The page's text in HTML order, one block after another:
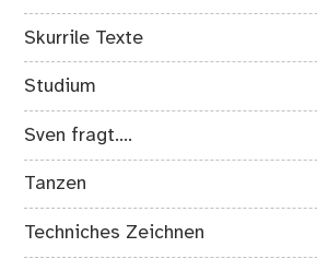
Skurrile Texte
Studium
Sven fragt….
Tanzen
Techniches Zeichnen